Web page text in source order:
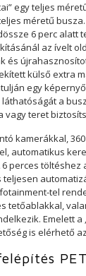
egy teljes
méretű
6 perc alatt
az ívelt
és
külső extra
egy
a
vagy teret
kamerákkal,
automatikus
perces töltéshez
tel
tetőablakkal,
Emelett a
is elérhető